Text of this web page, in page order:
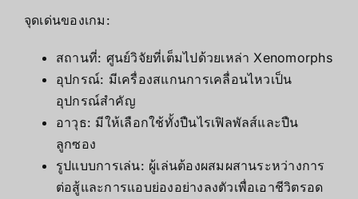
จุดเด่นของเกม:
สถานที่: ศูนย์วิจัยที่เต็มไปด้วยเหล่า Xenomorphs
อุปกรณ์: มีเครื่องสแกนการเคลื่อนไหวเป็น
อุปกรณ์สำคัญ
อาวุธ: มีให้เลือกใช้ทั้งปืนไรเฟิลพัลส์และปืน
ลูกซอง
รูปแบบการเล่น: ผู้เล่นต้องผสมผสานระหว่างการ
ต่อสู้และการแอบย่องอย่างลงตัวเพื่อเอาชีวิตรอด